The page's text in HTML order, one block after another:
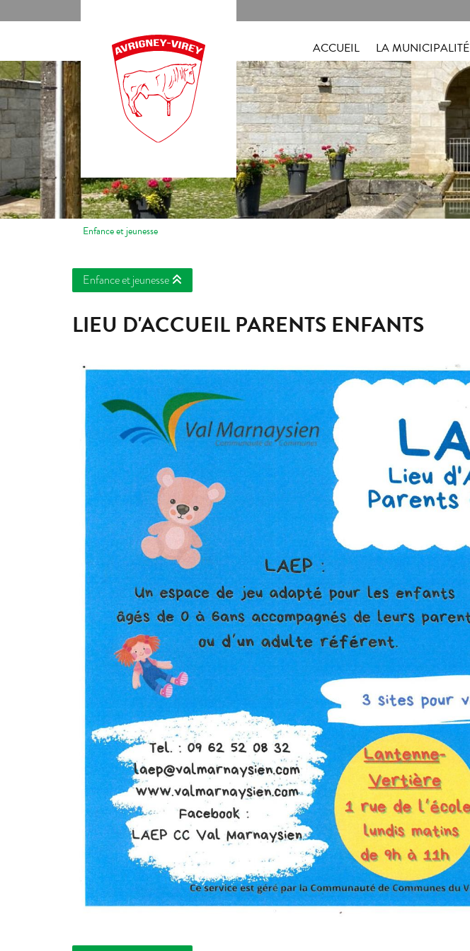
ACCUEIL LA MUNICIPALITÉ
Enfance et jeunesse
Enfance et jeunesse
LIEU D'ACCUEIL PARENTS ENFANTS